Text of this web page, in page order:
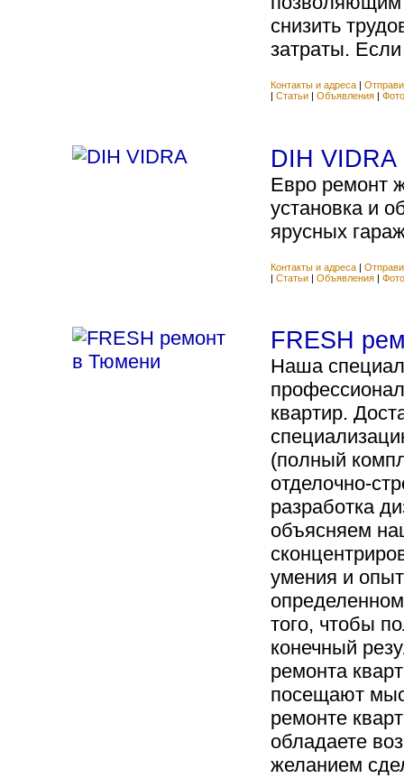
снизить
затраты.
Контакты и адреса
Статьи Объявления Фото
DIH VIDRA
Евро ремонт
установка и
ярусных
Контакты и адреса |
| Статьи | Объявления | Фото
FRESH
Наша
квартир.
(полный
отделочно-
разработка
объясняем
умения и
того, чтобы
конечный
ремонта
посещают
ремонте
обладаете
желанием